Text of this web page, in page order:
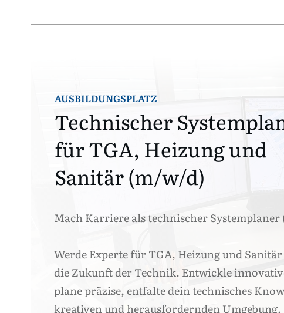
AUSBILDUNGSPLATZ
Technischer
für TGA, Heizung und
Sanitär (m/w/d)
Mach Karriere als technischer
Werde Experte für TGA, Heizung und
die Zukunft der Technik. Entwickle
plane präzise, entfalte dein technisches
kreativen und herausfordernden